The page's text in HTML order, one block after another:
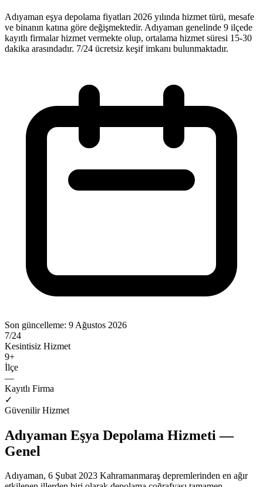
Adıyaman eşya depolama fiyatları 2026 yılında hizmet türü, mesafe
ve binanın katına göre değişmektedir. Adıyaman genelinde 9 ilçede
kayıtlı firmalar hizmet vermekte olup, ortalama hizmet süresi 15-30
dakika arasındadır. 7/24 ücretsiz keşif imkanı bulunmaktadır.
Son güncelleme: 9 Ağustos 2026
7/24
Kesintisiz Hizmet
9+
İlçe
—
Kayıtlı Firma
✓
Güvenilir Hizmet
Adıyaman Eşya Depolama Hizmeti —
Genel
Adıyaman, 6 Şubat 2023 Kahramanmaraş depremlerinden en ağır